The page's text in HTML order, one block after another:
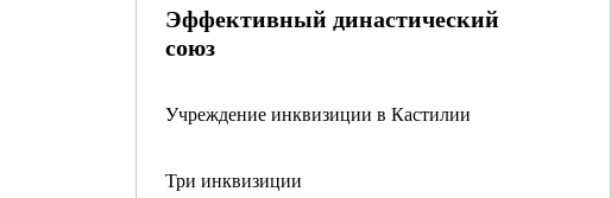
Эффективный династический
союз
Учреждение инквизиции в Кастилии
Три инквизиции